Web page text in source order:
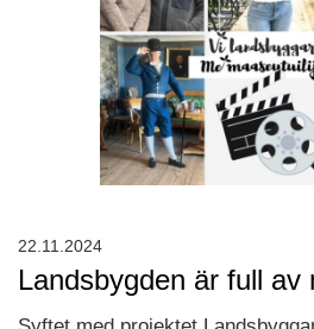
Landsbygden är full av
22.11.2024